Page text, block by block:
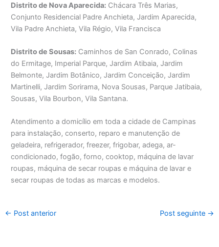
Distrito de Nova Aparecida: Chácara Três Marias,
Conjunto Residencial Padre Anchieta, Jardim Aparecida,
Vila Padre Anchieta, Vila Régio, Vila Francisca
Distrito de Sousas: Caminhos de San Conrado, Colinas
do Ermitage, Imperial Parque, Jardim Atibaia, Jardim
Belmonte, Jardim Botânico, Jardim Conceição, Jardim
Martinelli, Jardim Sorirama, Nova Sousas, Parque Jatibaia,
Sousas, Vila Bourbon, Vila Santana.
Atendimento a domicílio em toda a cidade de Campinas
para instalação, conserto, reparo e manutenção de
geladeira, refrigerador, freezer, frigobar, adega, ar-
condicionado, fogão, forno, cooktop, máquina de lavar
roupas, máquina de secar roupas e máquina de lavar e
secar roupas de todas as marcas e modelos.
← Post anterior Post seguinte →